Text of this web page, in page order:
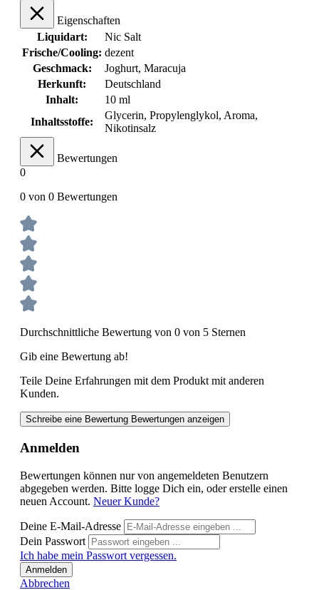
Eigenschaften
Liquidart:
Nic Salt
Frische/Cooling: dezent
Geschmack:
Joghurt, Maracuja
Herkunft:
Deutschland
Inhalt:
10 ml
Inhaltsstoffe:
Glycerin, Propylenglykol, Aroma,
Nikotinsalz
Bewertungen
0
0 von 0 Bewertungen
Durchschnittliche Bewertung von 0 von 5 Sternen
Gib eine Bewertung ab!
Teile Deine Erfahrungen mit dem Produkt mit anderen
Kunden.
Schreibe eine Bewertung Bewertungen anzeigen
Anmelden
Bewertungen können nur von angemeldeten Benutzern
abgegeben werden. Bitte logge Dich ein, oder erstelle einen
neuen Account. Neuer Kunde?
Deine E-Mail-Adresse
Dein Passwort
Ich habe mein Passwort vergessen.
Anmelden
Abbrechen